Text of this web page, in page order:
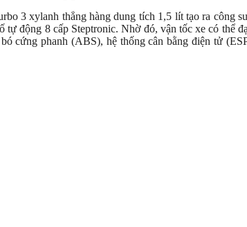
3 xylanh thẳng hàng dung tích 1,5 lít tạo ra công
tự động 8 cấp Steptronic. Nhờ đó, vận tốc xe có
cứng phanh (ABS), hệ thống cân bằng điện tử